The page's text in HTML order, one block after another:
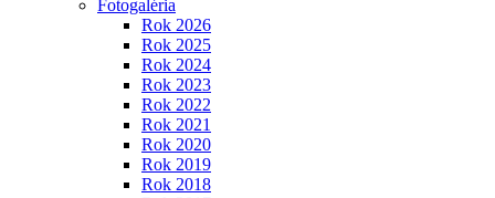
Fotogaléria
Rok 2026
Rok 2025
Rok 2024
Rok 2023
Rok 2022
Rok 2021
Rok 2020
Rok 2019
Rok 2018